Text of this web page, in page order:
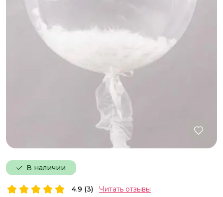
В наличии
4.9 (3) Читать отзывы